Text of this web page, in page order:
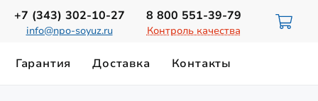
+7 (343) 302-10-27
info@npo-soyuz.ru
8 800 551-39-79
Контроль качества
Гарантия Доставка Контакты